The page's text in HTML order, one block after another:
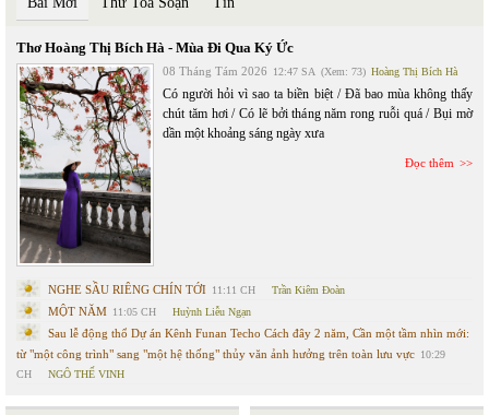
Thơ Hoàng Thị Bích Hà - Mùa Đi Qua Ký Ức
08 Tháng Tám 2026 12:47 SA (Xem: 73) Hoàng Thị Bích Hà
Có người hỏi vì sao ta biền biệt / Đã bao mùa không thấy
chút tăm hơi / Có lẽ bởi tháng năm rong ruỗi quá / Bụi mờ
dần một khoảng sáng ngày xưa
Đọc thêm
NGHE SẦU RIÊNG CHÍN TỚI 11:11 CH Trần Kiêm Đoàn
MỘT NĂM 11:05 CH Huỳnh Liễu Ngạn
Sau lễ động thổ Dự án Kênh Funan Techo Cách đây 2 năm, Cần một tầm nhìn mới:
từ "một công trình" sang "một hệ thống" thủy văn ảnh hưởng trên toàn lưu vực 10:29
CH
NGÔ THẾ VINH